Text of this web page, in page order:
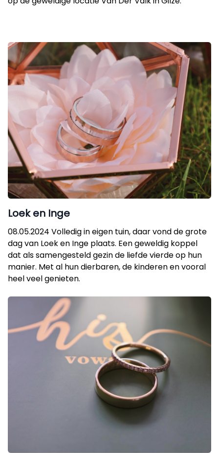
Loek en Inge
08.05.2024 Volledig in eigen tuin, daar vond de grote
dag van Loek en Inge plaats. Een geweldig koppel
dat als samengesteld gezin de liefde vierde op hun
manier. Met al hun dierbaren, de kinderen en vooral
heel veel genieten.